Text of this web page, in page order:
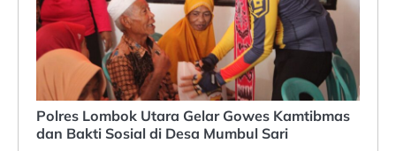
Polres Lombok Utara Gelar Gowes Kamtibmas
dan Bakti Sosial di Desa Mumbul Sari